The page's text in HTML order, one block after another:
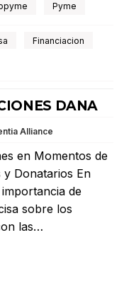
Pyme
Financiacion
DANA
Alliance
en Momentos de
y Donatarios En
de
sobre los
las…